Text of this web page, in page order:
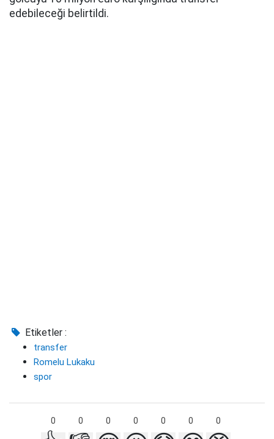
edebileceği belirtildi.
Etiketler :
transfer
Romelu Lukaku
spor
0 0 0 0 0 0 0